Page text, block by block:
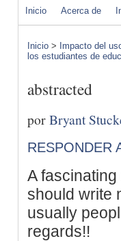
Inicio Acerca de
Inicio > Impacto del
los estudiantes de
abstracted
porBryant
RESPONDER
A
should write
usually
regards!!